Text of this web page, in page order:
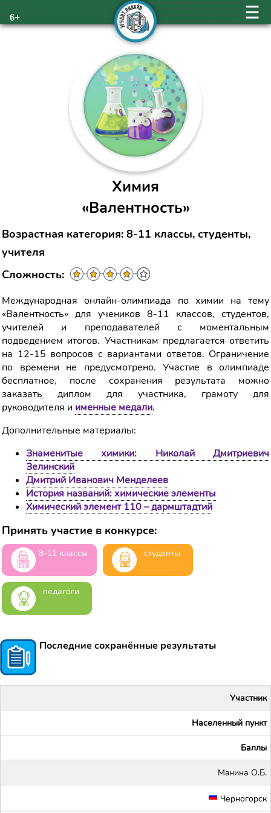
6+
Химия
«Валентность»
Возрастная категория: 8-11 классы, студенты,
учителя
Сложность:
Международная онлайн-олимпиада по химии на тему
«Валентность» для учеников 8-11 классов, студентов,
учителей и преподавателей с моментальным
подведением итогов. Участникам предлагается ответить
на 12-15 вопросов с вариантами ответов. Ограничение
по времени не предусмотрено. Участие в олимпиаде
бесплатное, после сохранения результата можно
заказать диплом для участника, грамоту для
руководителя и именные медали.
Дополнительные материалы:
Знаменитые химики: Николай Дмитриевич
Зелинский
Дмитрий Иванович Менделеев
История названий: химические элементы
Химический элемент 110 – дармштадтий
Принять участие в конкурсе:
8-11 классы студенты
педагоги
Последние сохранённые результаты
Участник
Населенный пункт
Баллы
Maнина О.Б.
Черногорск